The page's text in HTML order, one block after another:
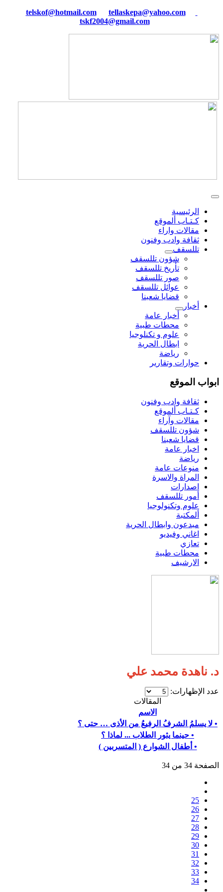
tellaskepa@yahoo.com
tskf2004@gmail.com
الرئيسية
كـتـاب ألموقع
مقالات واراء
ثقافة وادب وفنون
تللسقف
شؤون تللسقف
تأريخ تللسقف
صور تللسقف
عوائل تللسقف
قضايا شعبنا
أخبار
أخبار عامة
محطات طبية
علوم و تکنلوجیا
ابطال الحرية
رياضة
حوارات وتقارير
ابواب الموقع
ثقافة وادب وفنون
كـتـاب ألموقع
مقالات وآراء
شؤون تللسقف
قضايا شعبنا
اخبار عامة
رياضة
منوعات عامة
المراة والاسرة
اصدارات
أمور تللسقف
علوم وتكنولوجيا
ألمكتبة
مبدعون وابطال الحرية
اغاني وفيديو
تعازي
محطات طبية
الارشيف
د. ناهدة محمد علي
عدد الإظهارات:
المقالات
الاسم
• لا يسلمُ الشرفُ الرفيعُ من الأذى … حتى ؟
• حينما يثور الطلاب ... لماذا ؟
• أطفال الشوارع ( المتسربين )
الصفحة 34 من 34
25
26
27
28
29
30
31
32
33
34